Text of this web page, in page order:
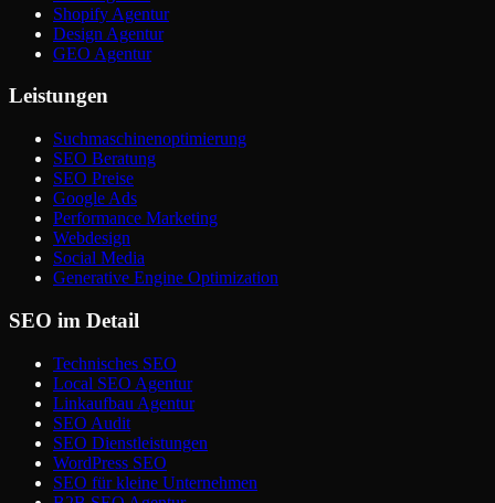
Shopify Agentur
Design Agentur
GEO Agentur
Leistungen
Suchmaschinenoptimierung
SEO Beratung
SEO Preise
Google Ads
Performance Marketing
Webdesign
Social Media
Generative Engine Optimization
SEO im Detail
Technisches SEO
Local SEO Agentur
Linkaufbau Agentur
SEO Audit
SEO Dienstleistungen
WordPress SEO
SEO für kleine Unternehmen